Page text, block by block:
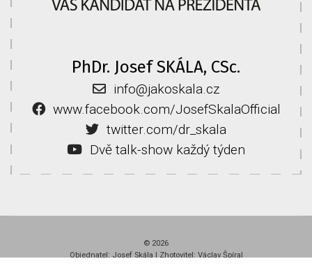
PhDr. Josef SKÁLA, CSc.
info@jakoskala.cz
www.facebook.com/JosefSkalaOfficial
twitter.com/dr_skala
Dvě talk-show každý týden
© 2026
Objednatel: Josef Skála | Zhotovitel: Václav Špíral